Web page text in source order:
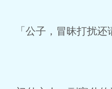
「公子，冒昧打扰还